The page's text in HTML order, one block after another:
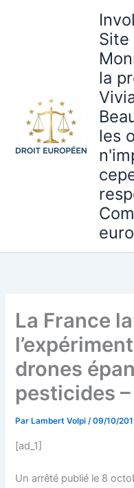
Site
la
les
La France
drones
pesticides –
Par Lambert Volpi/09/10/
[ad_1]
Un arrêté publié le 8